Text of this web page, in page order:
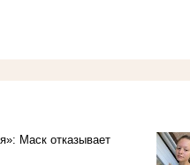
Маск отказывает